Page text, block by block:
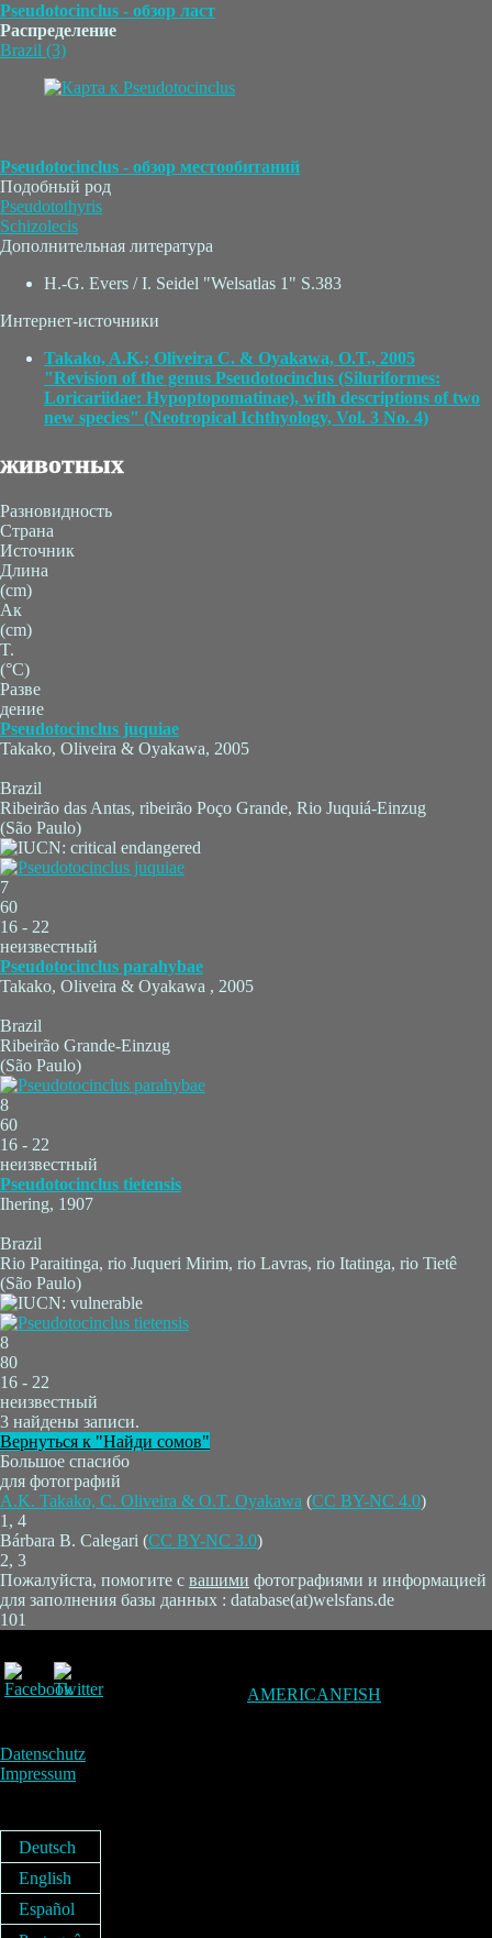
Pseudotocinclus - обзор ласт
Распределение
Brazil (3)
Pseudotocinclus - обзор местообитаний
Подобный род
Pseudotothyris
Schizolecis
Дополнительная литература
H.-G. Evers / I. Seidel "Welsatlas 1" S.383
Интернет-источники
Takako, A.K.; Oliveira C. & Oyakawa, O.T., 2005
"Revision of the genus Pseudotocinclus (Siluriformes:
Loricariidae: Hypoptopomatinae), with descriptions of two
new species" (Neotropical Ichthyology, Vol. 3 No. 4)
животных
Разновидность
Страна
Источник
Длина
(cm)
Ак
(cm)
T.
(°C)
Разве
дение
Pseudotocinclus juquiae
Takako, Oliveira & Oyakawa, 2005
Brazil
Ribeirão das Antas, ribeirão Poço Grande, Rio Juquiá-Einzug
(São Paulo)
7
60
16 - 22
неизвестный
Pseudotocinclus parahybae
Takako, Oliveira & Oyakawa , 2005
Brazil
Ribeirão Grande-Einzug
(São Paulo)
8
60
16 - 22
неизвестный
Pseudotocinclus tietensis
Ihering, 1907
Brazil
Rio Paraitinga, rio Juqueri Mirim, rio Lavras, rio Itatinga, rio Tietê
(São Paulo)
8
80
16 - 22
неизвестный
3 найдены записи.
Вернуться к "Найди сомов"
Большое спасибо
для фотографий
A.K. Takako, C. Oliveira & O.T. Oyakawa (CC BY-NC 4.0)
1, 4
Bárbara B. Calegari (CC BY-NC 3.0)
2, 3
Пожалуйста, помогите с вашими фотографиями и информацией
для заполнения базы данных : database(at)welsfans.de
101
AMERICANFISH
Datenschutz
Impressum
Deutsch
English
Español